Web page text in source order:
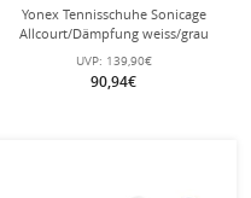
Yonex Tennisschuhe Sonicage
Allcourt/Dämpfung weiss/grau
Damen
UVP: 139,90€
90,94€